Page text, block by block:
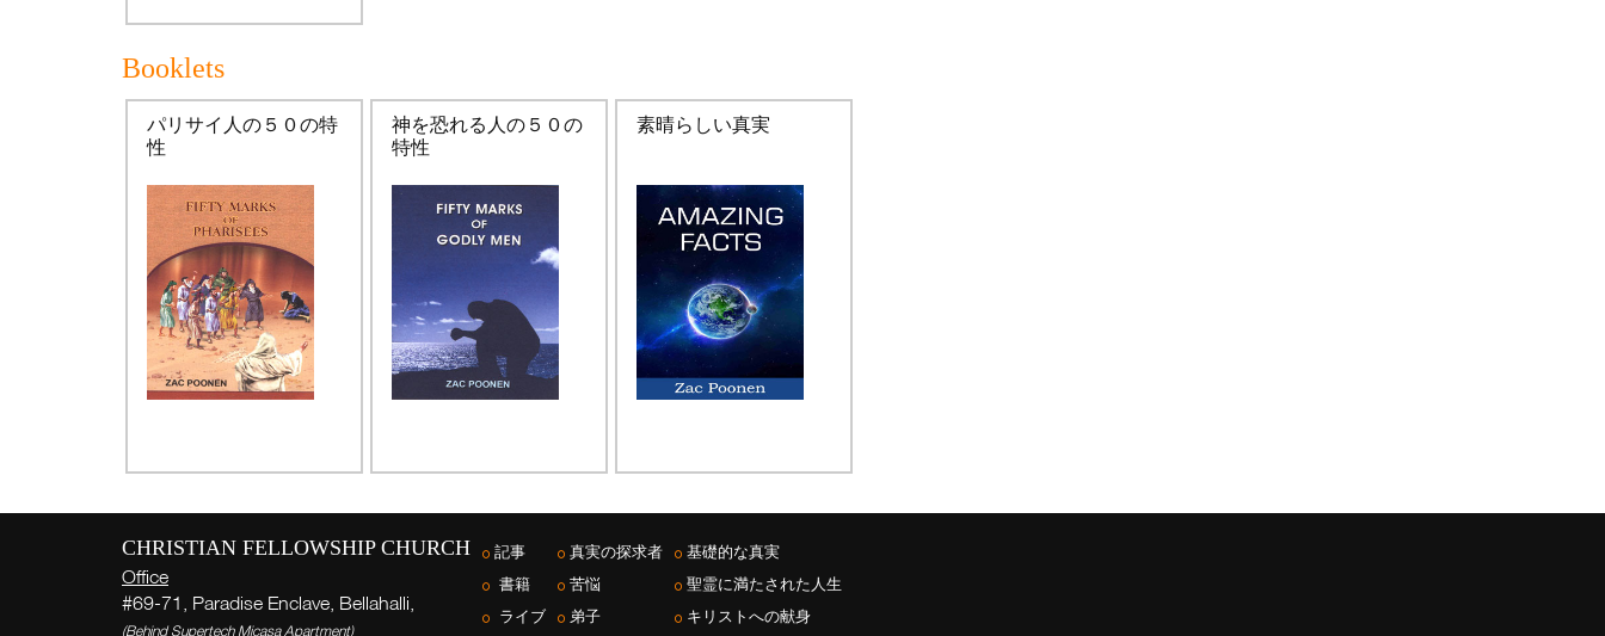
Booklets
パリサイ人の５０の特
性
神を恐れる人の５０の
特性
素晴らしい真実
CHRISTIAN FELLOWSHIP CHURCH
Office
#69-71, Paradise Enclave, Bellahalli,
(Behind Supertech Micasa Apartment)
記事
書籍
ライブ
真実の探求者
苦悩
弟子
基礎的な真実
聖霊に満たされた人生
キリストへの献身